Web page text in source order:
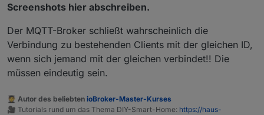
Screenshots hier abschreiben.
Der MQTT-Broker schließt wahrscheinlich die
Verbindung zu bestehenden Clients mit der gleichen ID,
wenn sich jemand mit der gleichen verbindet!! Die
müssen eindeutig sein.
🧑‍🎓 Autor des beliebten ioBroker-Master-Kurses
🎥 Tutorials rund um das Thema DIY-Smart-Home: https://haus-